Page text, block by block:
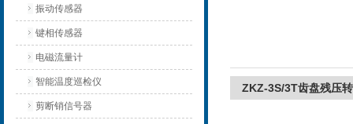
振动传感器
键相传感器
电磁流量计
智能温度巡检仪
剪断销信号器
ZKZ-3S/3T齿盘残压